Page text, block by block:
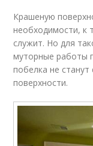
Крашеную
необходимости, к
служит. Но для
муторные работы
побелка не
поверхности.